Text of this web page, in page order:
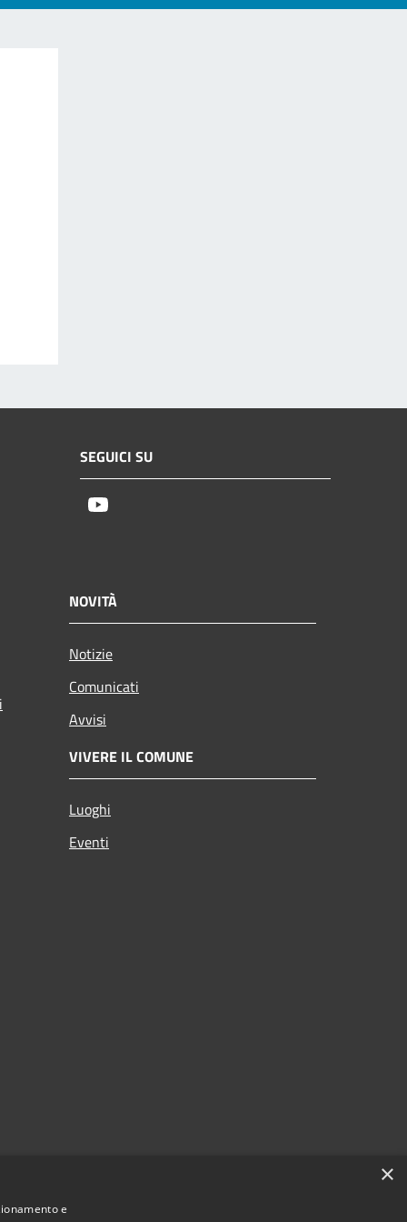
SEGUICI SU
NOVITÀ
Notizie
Comunicati
Avvisi
VIVERE IL COMUNE
Luoghi
Eventi
×
e